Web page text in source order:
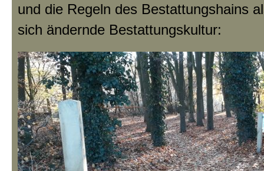
und die Regeln des Bestattungshains
sich ändernde Bestattungskultur: